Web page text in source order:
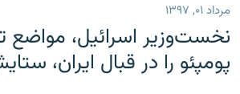
مرداد ۰۱, ۱۳۹۷
نخست‌وزیر اسرائیل، مواضع
پومپئو را در قبال ایران،